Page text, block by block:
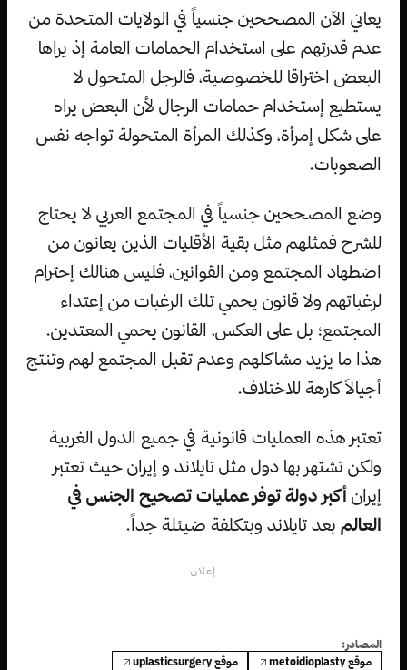
يعاني الآن المصححين جنسياً في الولايات المتحدة من
عدم قدرتهم على استخدام الحمامات العامة إذ يراها
البعض اختراقا للخصوصية، فالرجل المتحول لا
يستطيع إستخدام حمامات الرجال لأن البعض يراه
على شكل إمرأة، وكذلك المرأة المتحولة تواجه نفس
الصعوبات.
وضع المصححين جنسياً في المجتمع العربي لا يحتاج
للشرح فمثلهم مثل بقية الأقليات الذين يعانون من
اضطهاد المجتمع ومن القوانين، فليس هنالك إحترام
لرغباتهم ولا قانون يحمي تلك الرغبات من إعتداء
المجتمع؛ بل على العكس، القانون يحمي المعتدين.
هذا ما يزيد مشاكلهم وعدم تقبل المجتمع لهم وتنتج
أجيالاً كارهة للاختلاف.
تعتبر هذه العمليات قانونية في جميع الدول الغربية
ولكن تشتهر بها دول مثل تايلاند و إيران حيث تعتبر
إيران أكبر دولة توفر عمليات تصحيح الجنس في
العالم بعد تايلاند وبتكلفة ضيئلة جداً.
إعلان
المصادر:
موقع metoidioplasty
موقع uplasticsurgery